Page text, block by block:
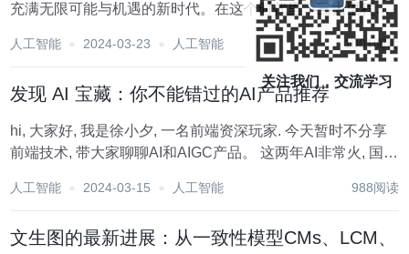
充满无限可能与机遇的新时代。在这个时代里，三大里程碑
Dalle-3、Sora和Stable Diffusion 3以其炸裂式的技术发展，
引领着AIGC领域的新浪潮。文章首先做相应简要介...
人工智能 2024-03-23 人工智能 1001阅读
发现 AI 宝藏：你不能错过的AI产品推荐
hi, 大家好, 我是徐小夕, 一名前端资深玩家. 今天暂时不分享
前端技术, 带大家聊聊AI和AIGC产品。 这两年AI非常火, 国内
做AI产品呢? 这个也是我一直探索的课题. 好在很多AI项...
人工智能 2024-03-15 人工智能 988阅读
文生图的最新进展：从一致性模型CMs、LCM、
关注我们，交流学习